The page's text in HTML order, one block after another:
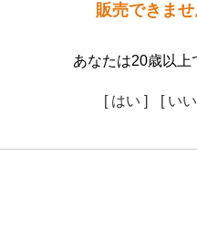
販売できませ
あなたは20歳以上
[ はい ] [ い